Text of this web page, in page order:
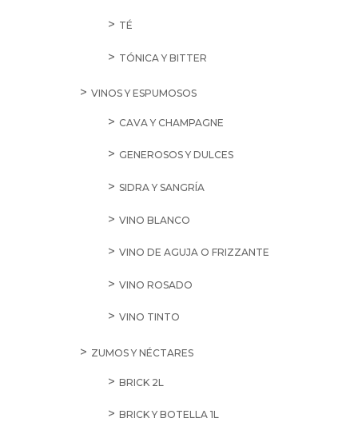
TÉ
TÓNICA Y BITTER
VINOS Y ESPUMOSOS
CAVA Y CHAMPAGNE
GENEROSOS Y DULCES
SIDRA Y SANGRÍA
VINO BLANCO
VINO DE AGUJA O FRIZZANTE
VINO ROSADO
VINO TINTO
ZUMOS Y NÉCTARES
BRICK 2L
BRICK Y BOTELLA 1L